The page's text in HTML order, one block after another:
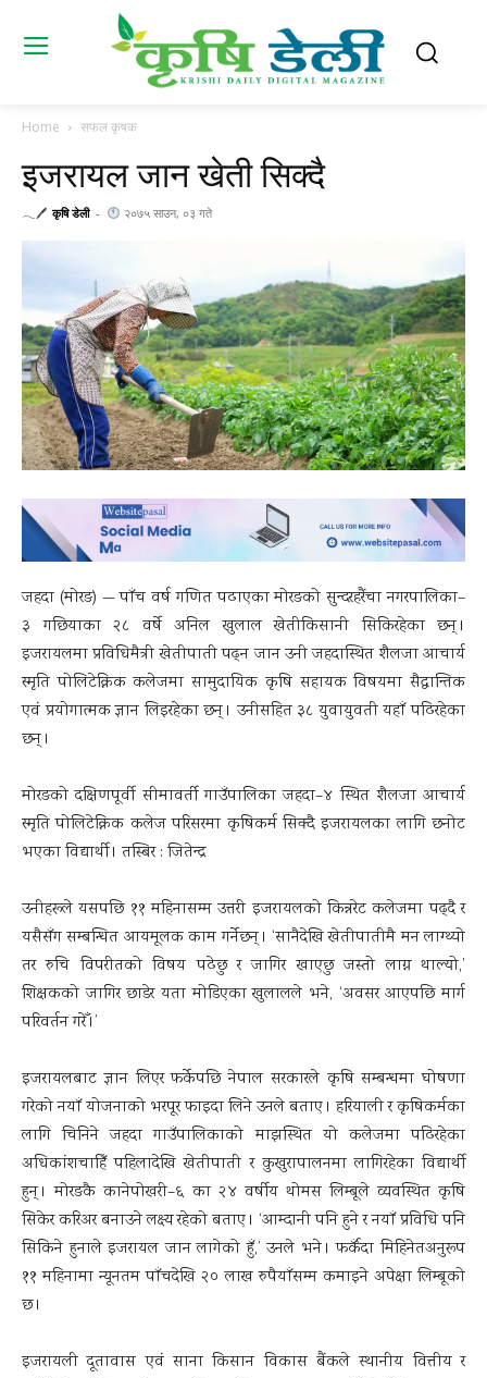
Home सफल कृषक
इजरायल जान खेती सिक्दै
𓂃🖊 कृषि डेली - २०७५ साउन, ०३ गते
जहदा (मोरङ) — पाँच वर्ष गणित पढाएका मोरङको सुन्दरहरैंचा नगरपालिका–
३ गछियाका २८ वर्षे अनिल खुलाल खेतीकिसानी सिकिरहेका छन् ।
इजरायलमा प्रविधिमैत्री खेतीपाती पढ्न जान उनी जहदास्थित शैलजा आचार्य
स्मृति पोलिटेक्निक कलेजमा सामुदायिक कृषि सहायक विषयमा सैद्धान्तिक
एवं प्रयोगात्मक ज्ञान लिइरहेका छन् । उनीसहित ३८ युवायुवती यहाँ पढिरहेका
छन् ।
मोरङको दक्षिणपूर्वी सीमावर्ती गाउँपालिका जहदा–४ स्थित शैलजा आचार्य
स्मृति पोलिटेक्निक कलेज परिसरमा कृषिकर्म सिक्दै इजरायलका लागि छनोट
भएका विद्यार्थी । तस्बिर : जितेन्द्र
उनीहरूले यसपछि ११ महिनासम्म उत्तरी इजरायलको किन्नरेट कलेजमा पढ्दै र
यसैसँग सम्बन्धित आयमूलक काम गर्नेछन् । ‘सानैदेखि खेतीपातीमै मन लाग्थ्यो
तर रुचि विपरीतको विषय पढेछु र जागिर खाएछु जस्तो लाग्न थाल्यो,’
शिक्षकको जागिर छाडेर यता मोडिएका खुलालले भने, ‘अवसर आएपछि मार्ग
परिवर्तन गरेँ ।’
इजरायलबाट ज्ञान लिएर फर्केपछि नेपाल सरकारले कृषि सम्बन्धमा घोषणा
गरेको नयाँ योजनाको भरपूर फाइदा लिने उनले बताए । हरियाली र कृषिकर्मका
लागि चिनिने जहदा गाउँपालिकाको माझस्थित यो कलेजमा पढिरहेका
अधिकांशचाहिँ पहिलादेखि खेतीपाती र कुखुरापालनमा लागिरहेका विद्यार्थी
हुन् । मोरङकै कानेपोखरी–६ का २४ वर्षीय थोमस लिम्बूले व्यवस्थित कृषि
सिकेर करिअर बनाउने लक्ष्य रहेको बताए । ‘आम्दानी पनि हुने र नयाँ प्रविधि पनि
सिकिने हुनाले इजरायल जान लागेको हुँ,’ उनले भने । फर्कँदा मिहिनेतअनुरूप
११ महिनामा न्यूनतम पाँचदेखि २० लाख रुपैयाँसम्म कमाइने अपेक्षा लिम्बूको
छ ।
इजरायली दूतावास एवं साना किसान विकास बैंकले स्थानीय वित्तीय र